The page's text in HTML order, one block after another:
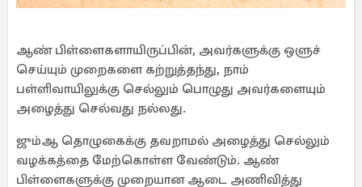
ஆண் பிள்ளைகளாயிருப்பின், அவர்களுக்கு ஒளுச்
செய்யும் முறைகளை கற்றுத்தந்து, நாம்
பள்ளிவாயிலுக்கு செல்லும் பொழுது அவர்களையும்
அழைத்து செல்வது நல்லது.
ஜும்ஆ தொழுகைக்கு தவறாமல் அழைத்து செல்லும்
வழக்கத்தை மேற்கொள்ள வேண்டும். ஆண்
பிள்ளைகளுக்கு முறையான ஆடை அணிவித்து